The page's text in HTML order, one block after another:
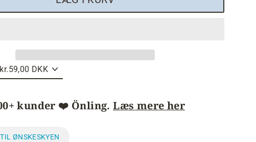
kunder ❤️ Önling.Læs mere her
ØNSKESKYEN